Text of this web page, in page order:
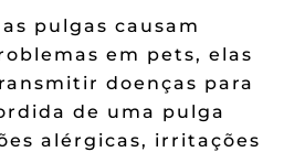
pulgas causam
em pets, elas
doenças para
de uma pulga
alérgicas, irritações